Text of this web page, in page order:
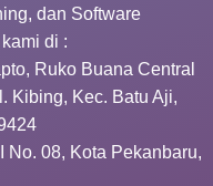
dan Software
di :
Ruko Buana Central
Kibing, Kec. Batu Aji,
No. 08, Kota Pekanbaru,